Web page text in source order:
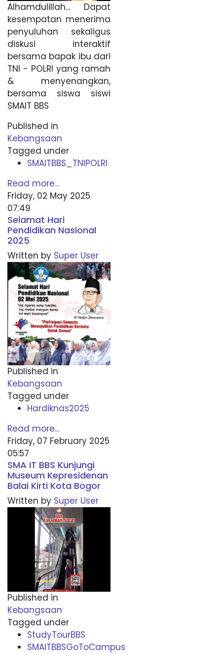
Alhamdulillah... Dapat
kesempatan menerima
penyuluhan sekaligus
diskusi interaktif
bersama bapak ibu dari
TNI - POLRI yang ramah
& menyenangkan,
bersama siswa siswi
SMAIT BBS
Published in
Kebangsaan
Tagged under
SMAITBBS_TNIPOLRI
Read more...
Friday, 02 May 2025
07:49
Selamat Hari
Pendidikan Nasional
2025
Written by Super User
Published in
Kebangsaan
Tagged under
Hardiknas2025
Read more...
Friday, 07 February 2025
05:57
SMA IT BBS Kunjungi
Museum Kepresidenan
Balai Kirti Kota Bogor
Written by Super User
Published in
Kebangsaan
Tagged under
StudyTourBBS
SMAITBBSGoToCampus